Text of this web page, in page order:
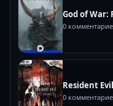
God of War:
0
Resident
0